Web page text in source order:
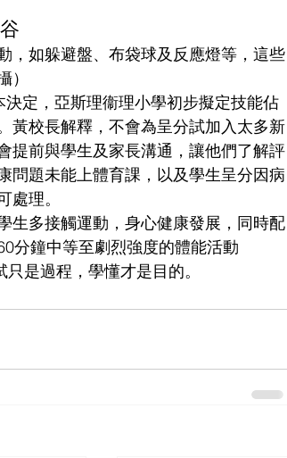
，如躲避盤、布袋球及反應燈等，這些
定，亞斯理衞理小學初步擬定技能佔
黃校長解釋，不會為呈分試加入太多新
提前與學生及家長溝通，讓他們了解評
問題未能上體育課，以及學生呈分因病
理。
生多接觸運動，身心健康發展，同時配
分鐘中等至劇烈強度的體能活動
是過程，學懂才是目的。